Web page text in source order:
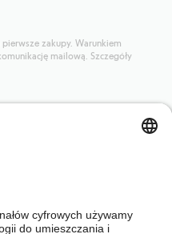
zakupy. Warunkiem
mailową. Szczegóły